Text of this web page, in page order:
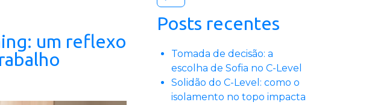
um reflexo
Posts recentes
Tomada de decisão: a
escolha de Sofia no C-Level
Solidão do C-Level: como o
isolamento no topo impacta